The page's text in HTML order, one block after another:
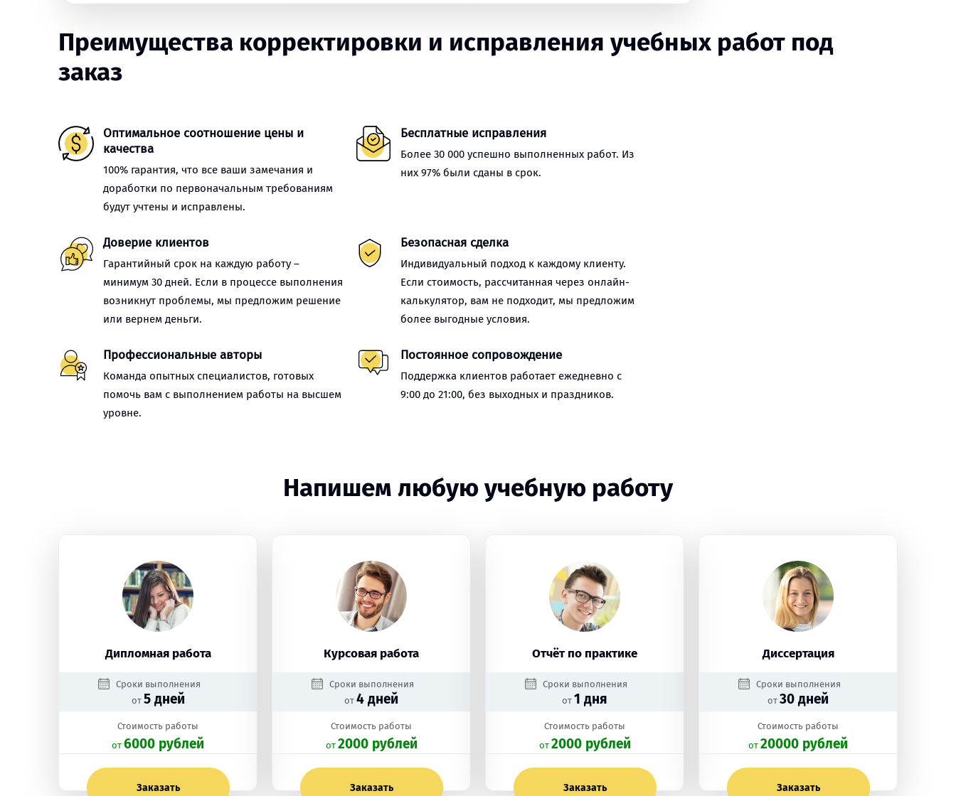
Преимущества корректировки и исправления учебных работ под
заказ
Оптимальное соотношение цены и
качества
100% гарантия, что все ваши замечания и
доработки по первоначальным требованиям
будут учтены и исправлены.
Бесплатные исправления
Более 30 000 успешно выполненных работ. Из
них 97% были сданы в срок.
Доверие клиентов
Гарантийный срок на каждую работу –
минимум 30 дней. Если в процессе выполнения
возникнут проблемы, мы предложим решение
или вернем деньги.
Безопасная сделка
Индивидуальный подход к каждому клиенту.
Если стоимость, рассчитанная через онлайн-
калькулятор, вам не подходит, мы предложим
более выгодные условия.
Профессиональные авторы
Команда опытных специалистов, готовых
помочь вам с выполнением работы на высшем
уровне.
Постоянное сопровождение
Поддержка клиентов работает ежедневно с
9:00 до 21:00, без выходных и праздников.
Напишем любую учебную работу
Дипломная работа
Сроки выполнения
от 5 дней
Стоимость работы
oт 6000 рублей
Заказать
Курсовая работа
Сроки выполнения
от 4 дней
Стоимость работы
oт 2000 рублей
Заказать
Отчёт по практике
Сроки выполнения
от 1 дня
Стоимость работы
oт 2000 рублей
Заказать
Диссертация
Сроки выполнения
от 30 дней
Стоимость работы
oт 20000 рублей
Заказать